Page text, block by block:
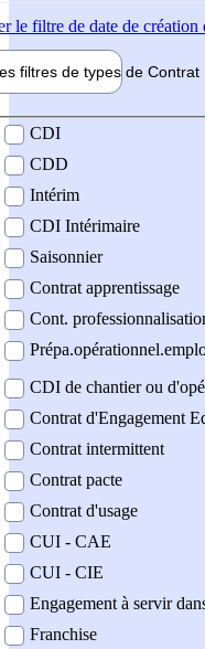
le filtre de date de création
filtres de types de Contrat
contrat
CDI
CDD
Intérim
CDI Intérimaire
Saisonnier
Contrat apprentissage
Cont.
CDI de chantier ou
Contrat d'Engagement
Contrat intermittent
Contrat pacte
Contrat d'usage
CUI - CAE
CUI - CIE
Engagement à servir
Franchise